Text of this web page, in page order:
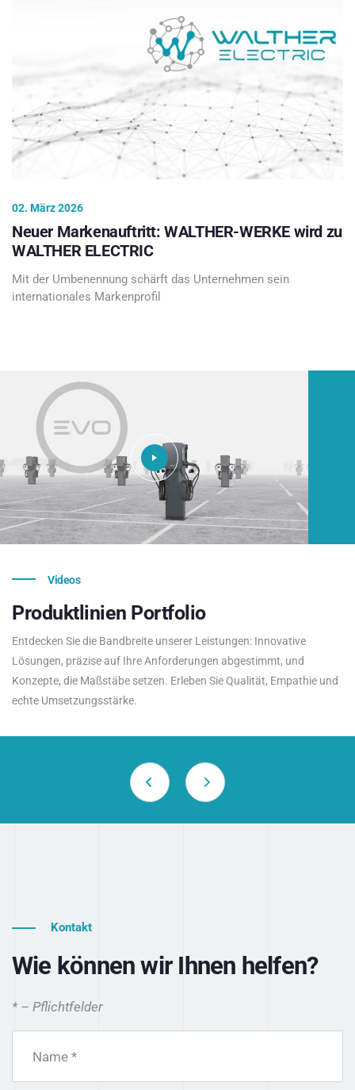
02. März 2026
Neuer Markenauftritt: WALTHER-WERKE wird zu
WALTHER ELECTRIC
Mit der Umbenennung schärft das Unternehmen sein
internationales Markenprofil
Videos
Produktlinien Portfolio
Entdecken Sie die Bandbreite unserer Leistungen: Innovative
Lösungen, präzise auf Ihre Anforderungen abgestimmt, und
Konzepte, die Maßstäbe setzen. Erleben Sie Qualität, Empathie und
echte Umsetzungsstärke.
Kontakt
Wie können wir Ihnen helfen?
* – Pflichtfelder
Name *